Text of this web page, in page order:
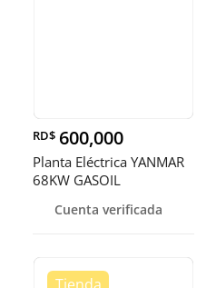
RD$ 600,000
Planta Eléctrica YANMAR
68KW GASOIL
Cuenta verificada